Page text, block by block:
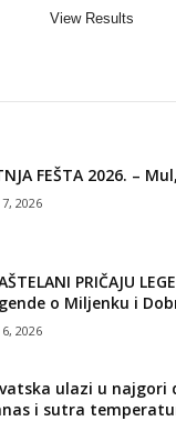
View Results
FEŠTA 2026. –
2026
PRIČAJU
o Miljenku i
2026
ulazi u najgori
i sutra